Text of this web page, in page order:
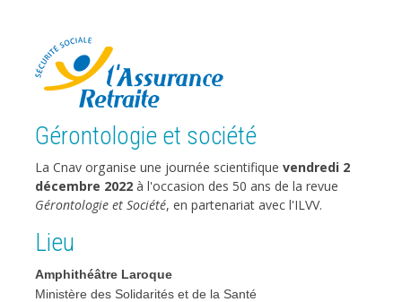
Image
Gérontologie et société
La Cnav organise une journée scientifique vendredi 2
décembre 2022 à l'occasion des 50 ans de la revue
Gérontologie et Société, en partenariat avec l'ILVV.
Lieu
Amphithéâtre Laroque
Ministère des Solidarités et de la Santé